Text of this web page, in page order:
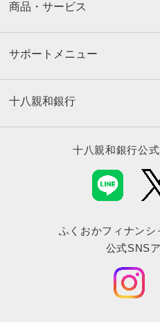
商品・サービス
サポートメニュー
十八親和銀行
十八親和銀行公
ふくおかフィナン
公式SNS